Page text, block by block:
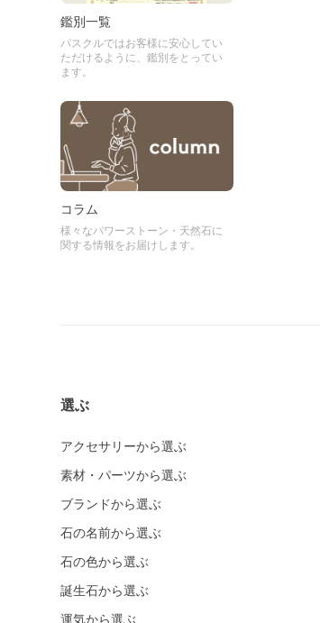
鑑別一覧
パスクルではお客様に安心してい
ただけるように、鑑別をとってい
ます。
コラム
様々なパワーストーン・天然石に
関する情報をお届けします。
選ぶ
アクセサリーから選ぶ
素材・パーツから選ぶ
ブランドから選ぶ
石の名前から選ぶ
石の色から選ぶ
誕生石から選ぶ
運気から選ぶ